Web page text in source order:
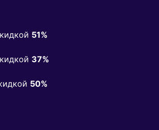
51%
37%
50%